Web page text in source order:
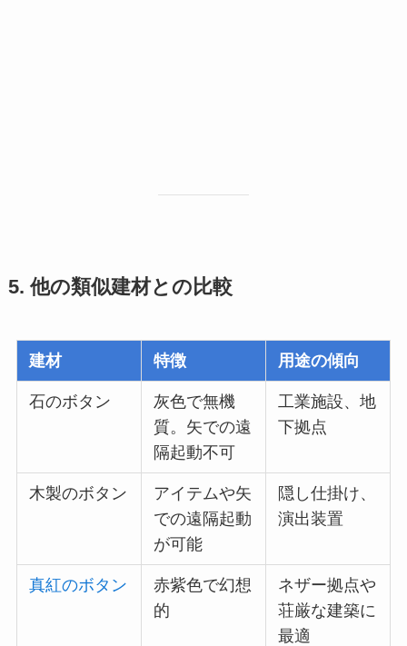
5. 他の類似建材との比較
建材 特徴 用途の傾向
石のボタン
灰色で無機
質。矢での遠
隔起動不可
工業施設、地
下拠点
木製のボタン
アイテムや矢
での遠隔起動
が可能
隠し仕掛け、
演出装置
真紅のボタン
赤紫色で幻想
的
ネザー拠点や
荘厳な建築に
最適